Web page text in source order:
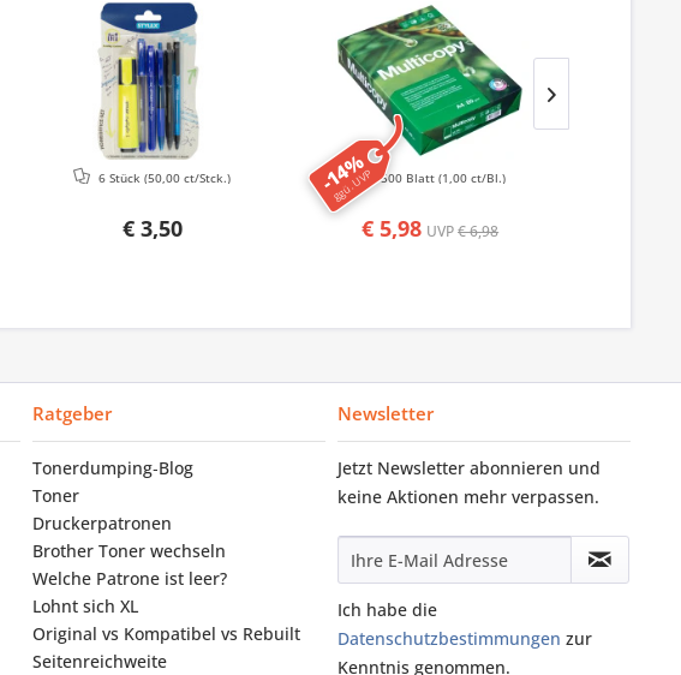
€ 3,50
6 Stück(50,00 ct/Stck.) -14%
ggü. UVP
€ 5,98 UVP€ 6,98
500 Blatt (1,00 ct/Bl.)
Ratgeber
Tonerdumping‑Blog
Toner
Druckerpatronen
Brother Toner wechseln
Welche Patrone ist leer?
Lohnt sich XL
Original vs Kompatibel vs Rebuilt
Seitenreichweite
Newsletter
Jetzt Newsletter abonnieren und
keine Aktionen mehr verpassen.
Ich habe die
Datenschutzbestimmungen zur
Kenntnis genommen.